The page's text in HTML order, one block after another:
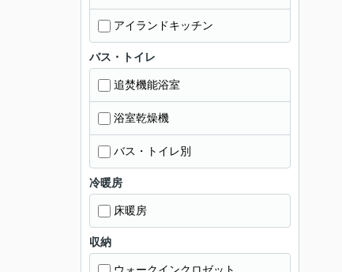
アイランドキッチン
バス・トイレ
追焚機能浴室
浴室乾燥機
バス・トイレ別
冷暖房
床暖房
収納